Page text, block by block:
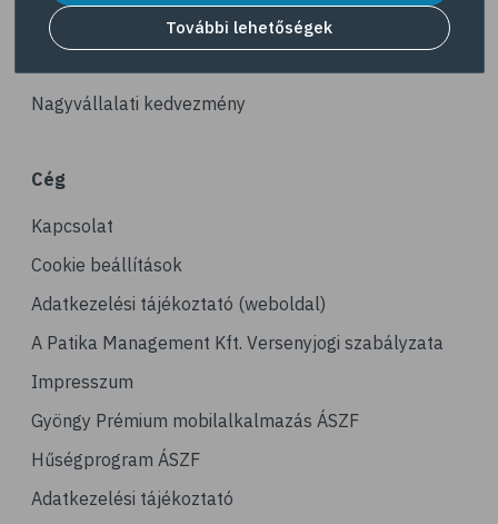
# derékfájás
# tél
# hipertónia
# vérnyomásmérés
# kardiológia
# kardiovaszkuláris betegségek
# szív- és érrendszer
# vérnyomás
# hátfájás
# gerinc
Gyöngy Patika Magazin
Nagyvállalati kedvezmény
Cég
Kapcsolat
Cookie beállítások
Adatkezelési tájékoztató (weboldal)
A Patika Management Kft. Versenyjogi szabályzata
Impresszum
Gyöngy Prémium mobilalkalmazás ÁSZF
Hűségprogram ÁSZF
Adatkezelési tájékoztató
További lehetőségek